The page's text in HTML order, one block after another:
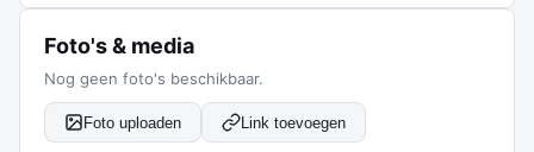
Foto's & media
Nog geen foto's beschikbaar.
Foto uploaden Link toevoegen